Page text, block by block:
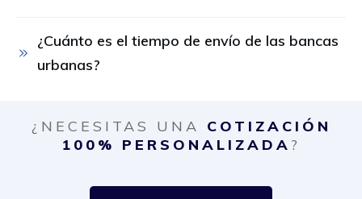
¿Cuánto es el tiempo de envío de las bancas
urbanas?
¿NECESITAS UNA COTIZACIÓN
100% PERSONALIZADA ?